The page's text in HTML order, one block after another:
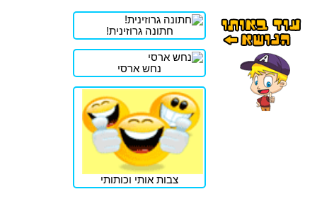
חתונה גרוזינית!
נחש ארסי
צבות אותי וכותותי